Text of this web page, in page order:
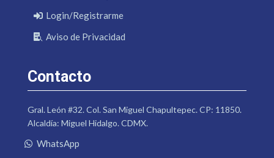
Login/Registrarme
Aviso de Privacidad
Contacto
Gral. León #32. Col. San Miguel Chapultepec. CP: 11850.
Alcaldía: Miguel Hidalgo. CDMX.
WhatsApp